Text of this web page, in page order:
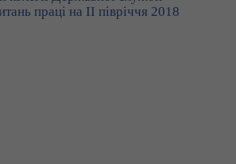
праці на II півріччя 2018